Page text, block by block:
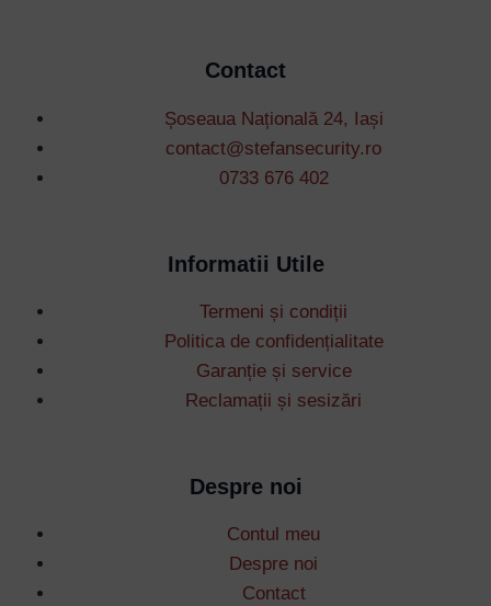
Contact
Șoseaua Națională 24, Iași
contact@stefansecurity.ro
0733 676 402
Informatii Utile
Termeni și condiții
Politica de confidențialitate
Garanție și service
Reclamații și sesizări
Despre noi
Contul meu
Despre noi
Contact